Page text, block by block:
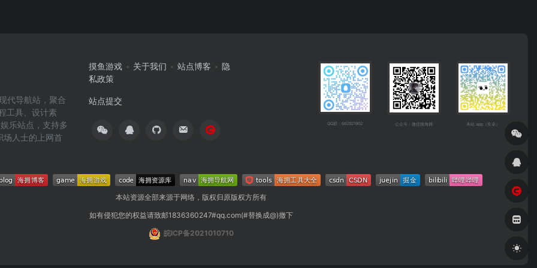
代导航站，聚合
工具、设计素
乐站点，支持多
场人士的上网首
摸鱼游戏 关于我们 站点博客
隐
私政策
站点提交
QQ群：682921902 公众号：微信搜海拥 本站 app（安卓）
本站资源全部来源于网络，版权归原版权方所有
如有侵犯您的权益请致邮1836360247#qq.com(#替换成@)撤下
皖ICP备2021010710